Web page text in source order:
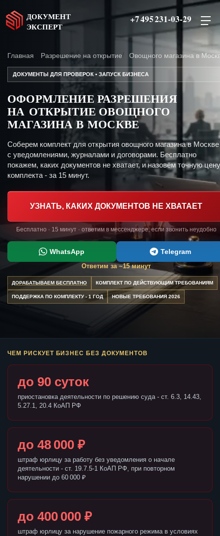
ДОКУМЕНТ
ЭКСПЕРТ
+7 495 231-03-29
Главная Разрешение на открытие Овощного магазина в
ДОКУМЕНТЫ ДЛЯ ПРОВЕРОК • ЗАПУСК БИЗНЕСА
ОФОРМЛЕНИЕ РАЗРЕШЕНИЯ
НА ОТКРЫТИЕ ОВОЩНОГО
МАГАЗИНА В МОСКВЕ
Соберем комплект для открытия овощного магазина в Москве
с уведомлениями, журналами и договорами. Бесплатно
покажем, каких документов не хватает, и назовём точную цену
комплекта - за 15 минут.
УЗНАТЬ, КАКИХ ДОКУМЕНТОВ НЕ ХВАТАЕТ
Бесплатно · 15 минут · ответим в мессенджере, если звонить неудобно
WhatsApp Telegram
Ответим за ~15 минут
ДОРАБАТЫВАЕМ БЕСПЛАТНО КОМПЛЕКТ ПО ДЕЙСТВУЮЩИМ ТРЕБОВАНИЯМ
ПОДДЕРЖКА ПО КОМПЛЕКТУ - 1 ГОД НОВЫЕ ТРЕБОВАНИЯ 2026
ЧЕМ РИСКУЕТ БИЗНЕС БЕЗ ДОКУМЕНТОВ
до 90 суток
приостановка деятельности по решению суда - ст. 6.3, 14.43,
5.27.1, 20.4 КоАП РФ
до 48 000 ₽
штраф юрлицу за работу без уведомления о начале
деятельности - ст. 19.7.5-1 КоАП РФ, при повторном
нарушении до 60 000 ₽
до 400 000 ₽
штраф юрлицу за нарушение пожарного режима в условиях